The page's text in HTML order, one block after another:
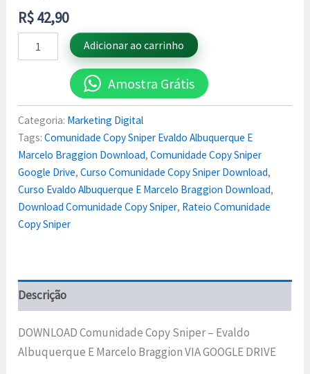
R$42,90
Adicionar ao carrinho
Amostra Grátis
Categoria: Marketing Digital
Tags:Comunidade Copy Sniper Evaldo Albuquerque E
Marcelo Braggion Download,Comunidade Copy Sniper
Google Drive,Curso Comunidade Copy Sniper Download,
Curso Evaldo Albuquerque E Marcelo Braggion Download,
Download Comunidade Copy Sniper, Rateio Comunidade
Copy Sniper
Descrição
DOWNLOAD Comunidade Copy Sniper – Evaldo
Albuquerque E Marcelo Braggion VIA GOOGLE DRIVE